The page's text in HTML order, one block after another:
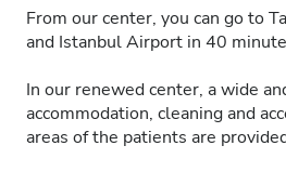
From our center, you can go to
and Istanbul Airport in 40
In our renewed center, a wide
accommodation, cleaning and
areas of the patients are